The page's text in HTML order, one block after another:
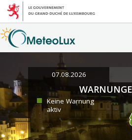
07.08.2026
Keine Warnung
aktiv